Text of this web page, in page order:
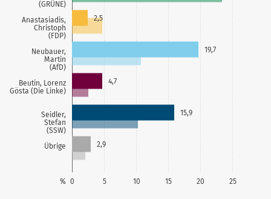
(GRÜNE)
Anastasiadis,
Christoph
(FDP)
Neubauer,
Martin
(AfD)
Beutin, Lorenz
Gösta (Die Linke)
Seidler,
Stefan
(SSW)
Übrige
0 5 10 15 20 25
%
2,5
19,7
4,7
15,9
2,9